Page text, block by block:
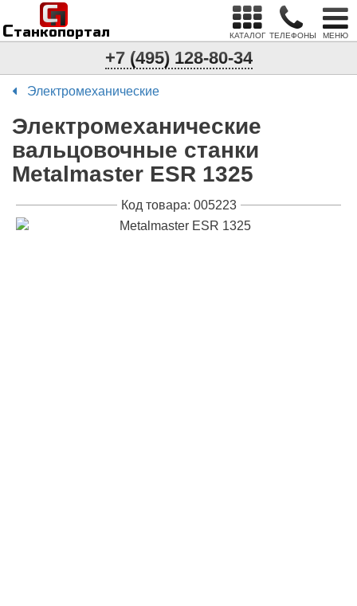
Станкопортал
п
С
КАТАЛОГ ТЕЛЕФОНЫ МЕНЮ
+7 (495) 128-80-34
Электромеханические
Электромеханические
вальцовочные станки
Metalmaster ESR 1325
Код товара: 005223